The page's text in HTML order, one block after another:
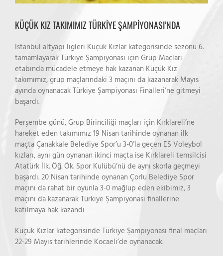
KÜÇÜK KIZ TAKIMIMIZ TÜRKİYE ŞAMPİYONASI’NDA
İstanbul altyapı ligleri Küçük Kızlar kategorisinde sezonu 6.
tamamlayarak Türkiye Şampiyonası için Grup Maçları
etabında mücadele etmeye hak kazanan Küçük Kız
takımımız, grup maçlarındaki 3 maçını da kazanarak Mayıs
ayında oynanacak Türkiye Şampiyonası Finalleri’ne gitmeyi
başardı.
Perşembe günü, Grup Birinciliği maçları için Kırklareli’ne
hareket eden takımımız 19 Nisan tarihinde oynanan ilk
maçta Çanakkale Belediye Spor’u 3-0’la geçen ES Voleybol
kızları, aynı gün oynanan ikinci maçta ise Kırklareli temsilcisi
Atatürk İlk. Öğ. Ök. Spor Kulübü’nü de aynı skorla geçmeyi
başardı. 20 Nisan tarihinde oynanan Çorlu Belediye Spor
maçını da rahat bir oyunla 3-0 mağlup eden ekibimiz, 3
maçını da kazanarak Türkiye Şampiyonası finallerine
katılmaya hak kazandı
Küçük Kızlar kategorisinde Türkiye Şampiyonası final maçları
22-29 Mayıs tarihlerinde Kocaeli’de oynanacak.